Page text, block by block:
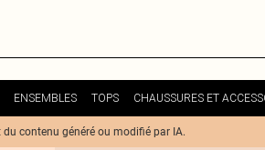
ENSEMBLES TOPS CHAUSSURES ET
du contenu généré ou modifié par IA.